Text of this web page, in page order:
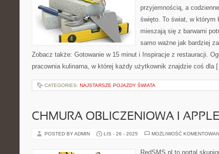
przyjemnością, a
święto. To świat, w którym
mieszają się z barwami
samo ważne jak bardziej
Zobacz także: Gotowanie w 15 minut i Inspiracje z restauracji.
pracownia kulinarna, w której każdy użytkownik znajdzie coś dla
CATEGORIES: NAJSTARSZE POJAZDY ŚWIATA
CHMURA OBLICZENIOWA I APPLE
POSTED BY ADMIN LIS - 26 - 2025 MOŻLIWOŚĆ
RedSMS.pl to portal